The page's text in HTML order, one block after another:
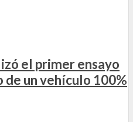
el primer ensayo
un vehículo 100%